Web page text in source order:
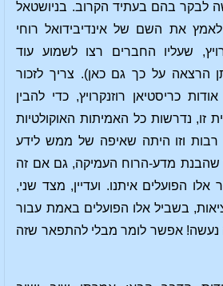
לבקר בהם בעתיד הקרוב. בניושטאל
את השם של אינדיבידואל רוחי
שעליו החברים רצו לשמוע עוד
הרצאה על כך גם כאן). צריך לזכור
כריסטיאן רוזנקרויץ, כדי להבין
זו, נדרשות כל האמיתות האוקולטיות
וזו היתה שאיפה של ממש לידע
שהבנת מדע-הרוח העמיקה, גם אם זה
הפועלים איתנו. ועדיין, מצד שני,
בשביל אלו הפועלים באמת עבור
נעשה! אפשר לומר מבלי להתפאר שזה